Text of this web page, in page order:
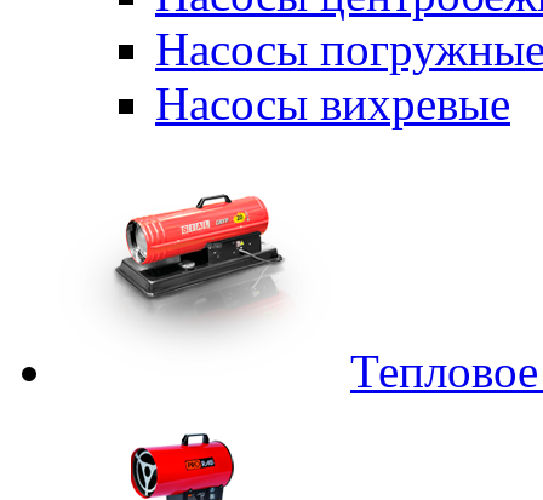
Насосы
Насосы вихревые